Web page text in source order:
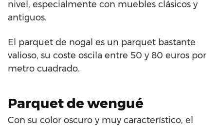
nivel, especialmente con muebles clásicos y
antiguos.
El parquet de nogal es un parquet bastante
valioso, su coste oscila entre 50 y 80 euros por
metro cuadrado.
Parquet de wengué
Con su color oscuro y muy característico, el